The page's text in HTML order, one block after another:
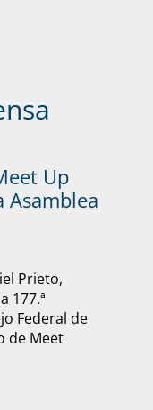
Up
Asamblea
Prieto,
177.ª
Federal de
de Meet